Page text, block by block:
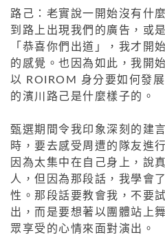
路己：老實說一開始沒有什
到路上出現我們的廣告，或
「恭喜你們出道」，我才開
的感覺。也因為如此，我開
以 ROIROM 身分要如何發
的濱川路己是什麼樣子的。
甄選期間令我印象深刻的建
時，要去感受周遭的隊友進
因為太集中在自己身上，說
人，但因為那段話，我學會
性。那段話要教會我，不要
出，而是要想著以團體站上
眾享受的心情來面對演出。